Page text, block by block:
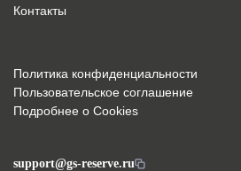
support@gs-reserve.ru
Контакты
Политика конфиденциальности
Пользовательское соглашение
Подробнее о Cookies